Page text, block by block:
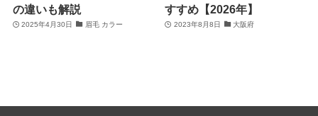
の違いも解説
2025年4月30日 眉毛 カラー
すすめ【2026年】
2023年8月8日 大阪府